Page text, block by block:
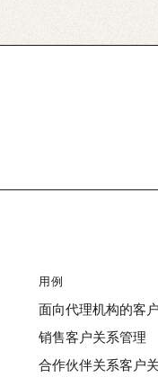
用例
面向代理机构的客
销售客户关系管理
合作伙伴关系客户